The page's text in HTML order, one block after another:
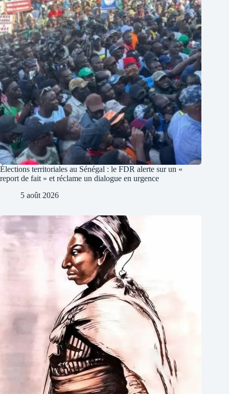
Élections territoriales au Sénégal : le FDR alerte sur un «
report de fait » et réclame un dialogue en urgence
5 août 2026